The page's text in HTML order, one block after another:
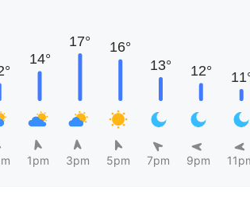
1pm 3pm 5pm 7pm 9pm